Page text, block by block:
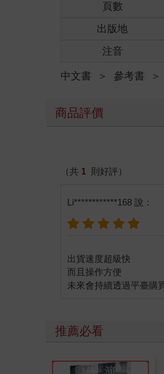
頁數
出版地
注音
中文書 ＞ 參考書 ＞
商品評價
（共 1 則好評）
Li************168 說：
出貨速度超級快
而且操作方便
推薦必看